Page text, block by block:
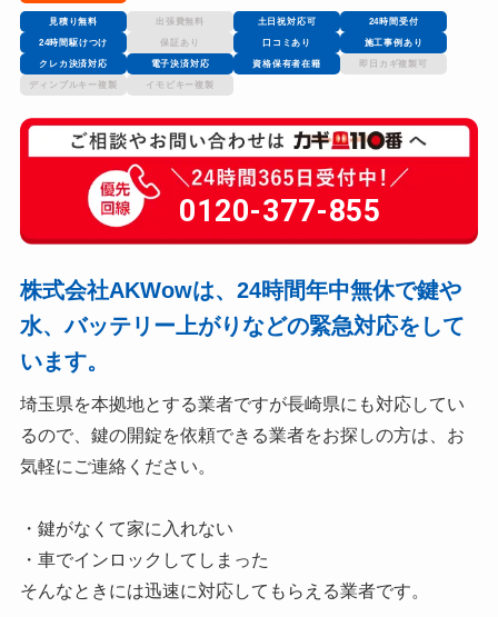
見積り無料 出張費無料 土日祝対応可 24時間受付
24時間駆けつけ 保証あり 口コミあり 施工事例あり
クレカ決済対応 電子決済対応 資格保有者在籍 即日カギ複製可
ディンプルキー複製 イモビキー複製
0120-377-855
株式会社AKWowは、24時間年中無休で鍵や
水、バッテリー上がりなどの緊急対応をして
います。
埼玉県を本拠地とする業者ですが長崎県にも対応してい
るので、鍵の開錠を依頼できる業者をお探しの方は、お
気軽にご連絡ください。
・鍵がなくて家に入れない
・車でインロックしてしまった
そんなときには迅速に対応してもらえる業者です。